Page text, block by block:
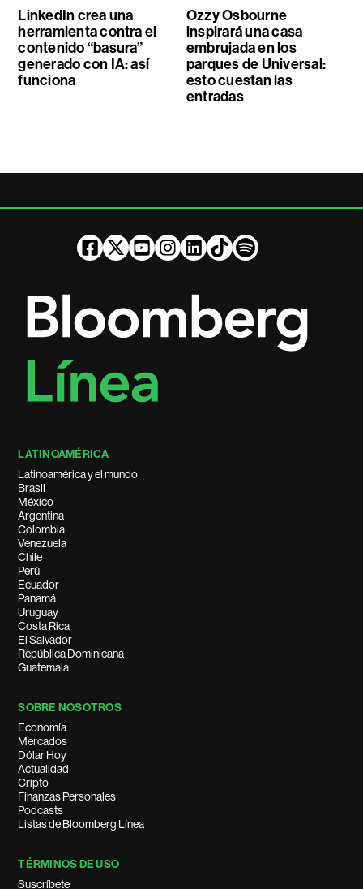
LinkedIn crea una
herramienta contra el
contenido “basura”
generado con IA: así
funciona
Ozzy Osbourne
inspirará una casa
embrujada en los
parques de Universal:
esto cuestan las
entradas
LATINOAMÉRICA
Latinoamérica y el mundo
Brasil
México
Argentina
Colombia
Venezuela
Chile
Perú
Ecuador
Panamá
Uruguay
Costa Rica
El Salvador
República Dominicana
Guatemala
SOBRE NOSOTROS
Economía
Mercados
Dólar Hoy
Actualidad
Cripto
Finanzas Personales
Podcasts
Listas de Bloomberg Línea
TÉRMINOS DE USO
Suscríbete